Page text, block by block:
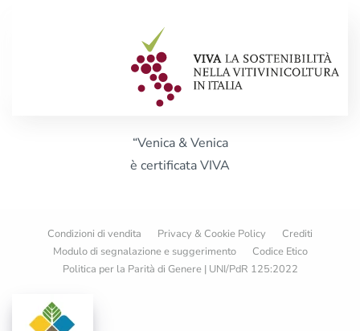
“Venica & Venica
è certificata VIVA
Condizioni di vendita Privacy & Cookie Policy
Crediti
Modulo di segnalazione e suggerimento
Codice Etico
Politica per la Parità di Genere | UNI/PdR 125:2022